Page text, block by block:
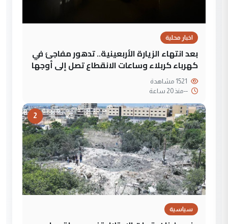
اخبار محلية
بعد انتهاء الزيارة الأربعينية.. تدهور مفاجئ في
كهرباء كربلاء وساعات الانقطاع تصل إلى أوجها
--منذ 20 ساعة
2
سياسية